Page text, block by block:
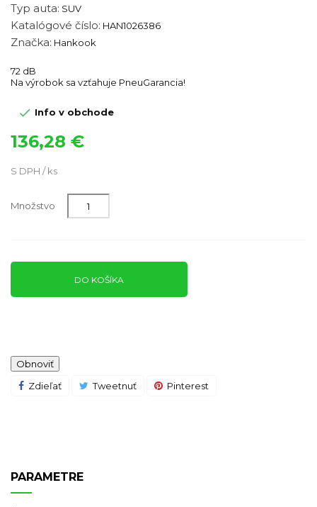
Typ auta: SUV
Katalógové číslo: HAN1026386
Značka: Hankook
72 dB
Na výrobok sa vzťahuje PneuGarancia!
 Info v obchode
136,28 €
S DPH / ks
Množstvo
DO KOŠÍKA
Zdieľať Tweetnuť Pinterest
PARAMETRE